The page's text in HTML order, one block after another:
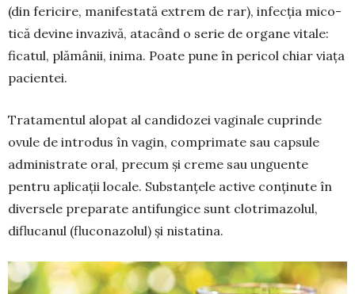
(din fericire, manifestată extrem de rar), infecția mico­
tică devine invazivă, atacând o serie de organe vitale:
ficatul, plămâ­nii, inima. Poate pune în pericol chiar viața
pacien­tei.
Tratamentul alopat al can­didozei vaginale cu­prinde
ovu­le de introdus în vagin, compri­mate sau capsule
administrate oral, precum și creme sau unguente
pentru aplicații locale. Substanțele active conținute în
diversele preparate antifungice sunt clo­trimazolul,
diflucanul (fluconazolul) și nistatina.